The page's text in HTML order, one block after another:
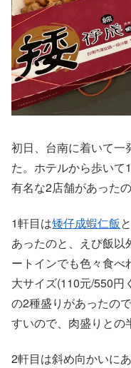
初日、台南に着いて一
た。ホテルから歩い
有名な2店舗があった
1軒目は矮仔成蝦仁飯
あったのと、えび飯以
ートインでも色々食べ
大サイズ(110元/550円
の2種盛りがあったの
すいので、肉盛りと
2軒目は斜め向かいに